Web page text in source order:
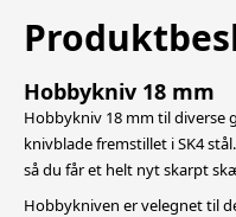
Hobbykniv 18 mm
Hobbykniv 18 mm til diverse
knivblade fremstillet i SK4
så du får et helt nyt skarpt
Hobbykniven er velegnet til